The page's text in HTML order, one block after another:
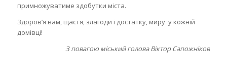
примножуватиме здобутки міста.
Здоров’я вам, щастя, злагоди і достатку, миру у кожній
домівці!
З повагою міський голова Віктор Сапожніков